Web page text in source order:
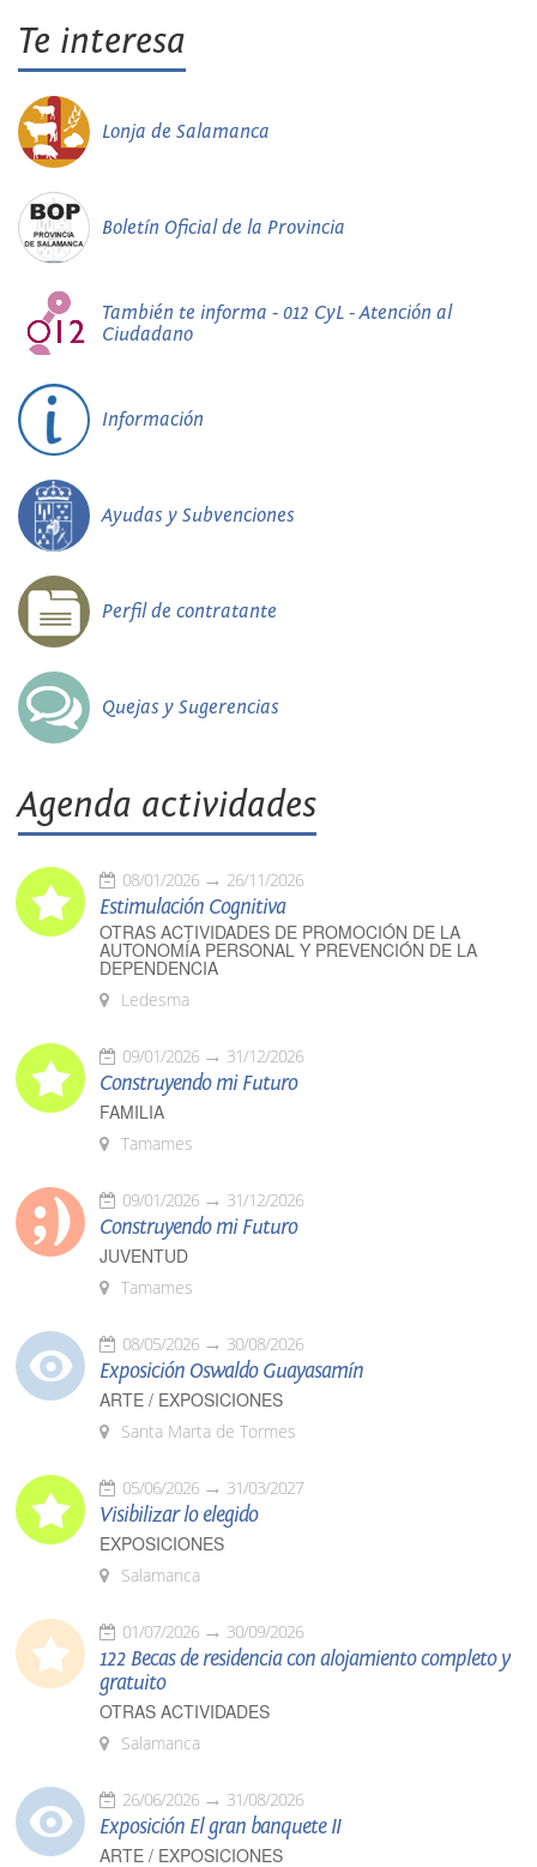
Te interesa
Lonja de Salamanca
Boletín Oficial de la Provincia
También te informa - 012 CyL - Atención al
Ciudadano
Información
Ayudas y Subvenciones
Perfil de contratante
Quejas y Sugerencias
Agenda actividades
08/01/2026 26/11/2026
Estimulación Cognitiva
OTRAS ACTIVIDADES DE PROMOCIÓN DE LA
AUTONOMÍA PERSONAL Y PREVENCIÓN DE LA
DEPENDENCIA
Ledesma
09/01/2026 31/12/2026
Construyendo mi Futuro
FAMILIA
Tamames
09/01/2026 31/12/2026
Construyendo mi Futuro
JUVENTUD
Tamames
08/05/2026 30/08/2026
Exposición Oswaldo Guayasamín
ARTE / EXPOSICIONES
Santa Marta de Tormes
05/06/2026 31/03/2027
Visibilizar lo elegido
EXPOSICIONES
Salamanca
01/07/2026 30/09/2026
122 Becas de residencia con alojamiento completo y
gratuito
OTRAS ACTIVIDADES
Salamanca
26/06/2026 31/08/2026
Exposición El gran banquete II
ARTE / EXPOSICIONES